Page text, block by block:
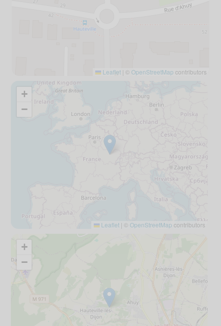
Leaflet | © OpenStreetMap contributors
+
−
Leaflet | © OpenStreetMap contributors
+
−